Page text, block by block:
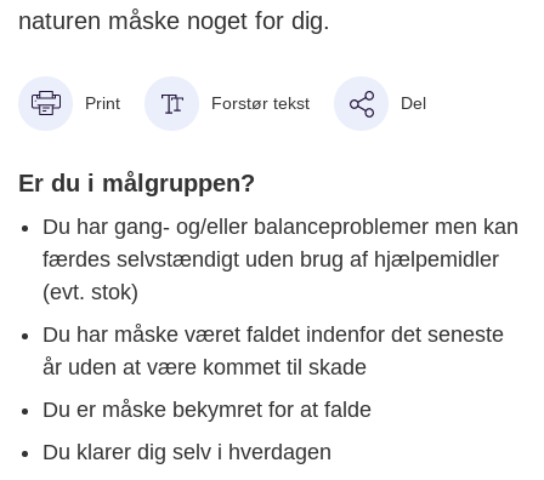
naturen måske noget for dig.
Print Forstør tekst Del
Er du i målgruppen?
Du har gang- og/eller balanceproblemer men kan
færdes selvstændigt uden brug af hjælpemidler
(evt. stok)
Du har måske været faldet indenfor det seneste
år uden at være kommet til skade
Du er måske bekymret for at falde
Du klarer dig selv i hverdagen